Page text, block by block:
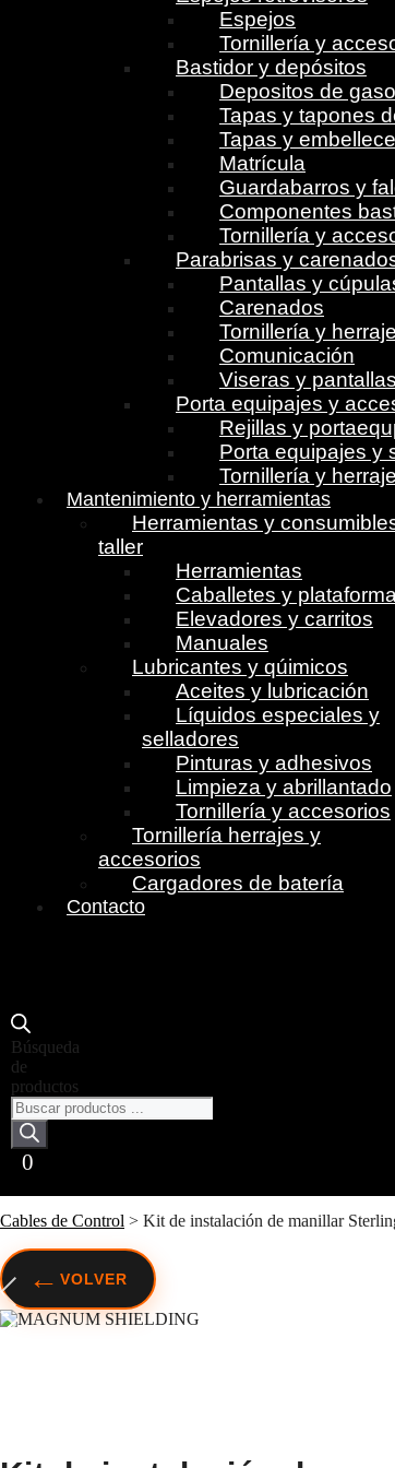
Cables de Control > Kit de instalación de manillar
Espejos
Tornillería y
Bastidor y depósitos
Depositos de
Tapas y tapones
Tapas y
Matrícula
Guardabarros y
Componentes
Tornillería y
Parabrisas y
Pantallas y
Carenados
Tornillería y
Comunicación
Viseras y pantallas
Porta equipajes y
Rejillas y
Porta equipajes y
Tornillería y
Mantenimiento y herramientas
Herramientas y
taller
Herramientas
Caballetes y
Elevadores y carritos
Manuales
Lubricantes y qúimicos
Aceites y lubricación
Líquidos especiales y
selladores
Pinturas y adhesivos
Limpieza y abrillantado
Tornillería y accesorios
Tornillería herrajes y
accesorios
Cargadores de batería
Contacto
Búsqueda
de
productos
0
← VOLVER